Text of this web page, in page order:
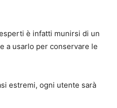
è infatti munirsi di un
a usarlo per conservare le
estremi, ogni utente sarà